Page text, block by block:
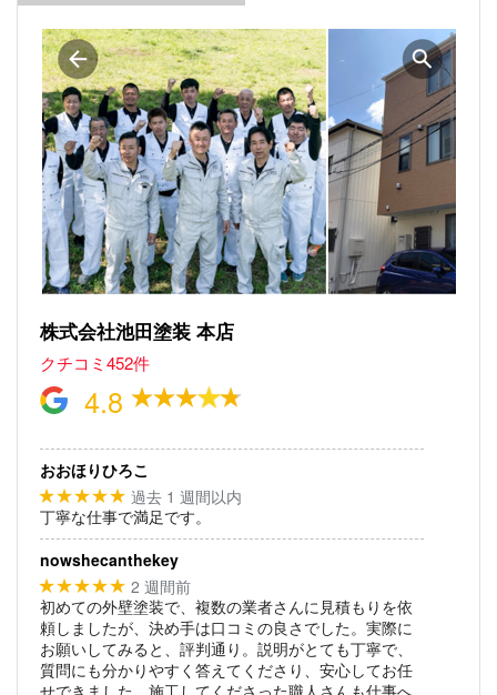
株式会社池田塗装 本店
クチコミ452件
4.8
おおほりひろこ
★★★★★ 過去 1 週間以内
丁寧な仕事で満足です。
nowshecanthekey
★★★★★ 2 週間前
初めての外壁塗装で、複数の業者さんに見積もりを依
頼しましたが、決め手は口コミの良さでした。実際に
お願いしてみると、評判通り。説明がとても丁寧で、
質問にも分かりやすく答えてくださり、安心してお任